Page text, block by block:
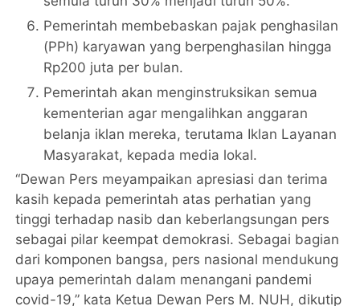
Pemerintah membebaskan pajak penghasilan
(PPh) karyawan yang berpenghasilan hingga
Rp200 juta per bulan.
Pemerintah akan menginstruksikan semua
kementerian agar mengalihkan anggaran
belanja iklan mereka, terutama Iklan Layanan
Masyarakat, kepada media lokal.
“Dewan Pers meyampaikan apresiasi dan terima
kasih kepada pemerintah atas perhatian yang
tinggi terhadap nasib dan keberlangsungan pers
sebagai pilar keempat demokrasi. Sebagai bagian
dari komponen bangsa, pers nasional mendukung
upaya pemerintah dalam menangani pandemi
covid-19,” kata Ketua Dewan Pers M. NUH, dikutip